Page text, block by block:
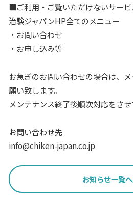
■ご利用・ご覧いただけないサー
治験ジャパンHP全てのメニュー
・お問い合わせ
・お申し込み等
お急ぎのお問い合わせの場合は、
願い致します。
メンテナンス終了後順次対応をさせ
お問い合わせ先
info@chiken-japan.co.jp
お知らせ一覧